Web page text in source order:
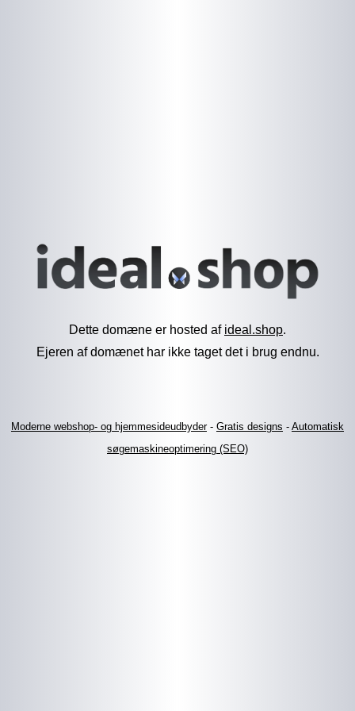
Dette domæne er hosted af ideal.shop.
Ejeren af domænet har ikke taget det i brug endnu.
Moderne webshop- og hjemmesideudbyder- Gratis designs - Automatisk
søgemaskineoptimering (SEO)